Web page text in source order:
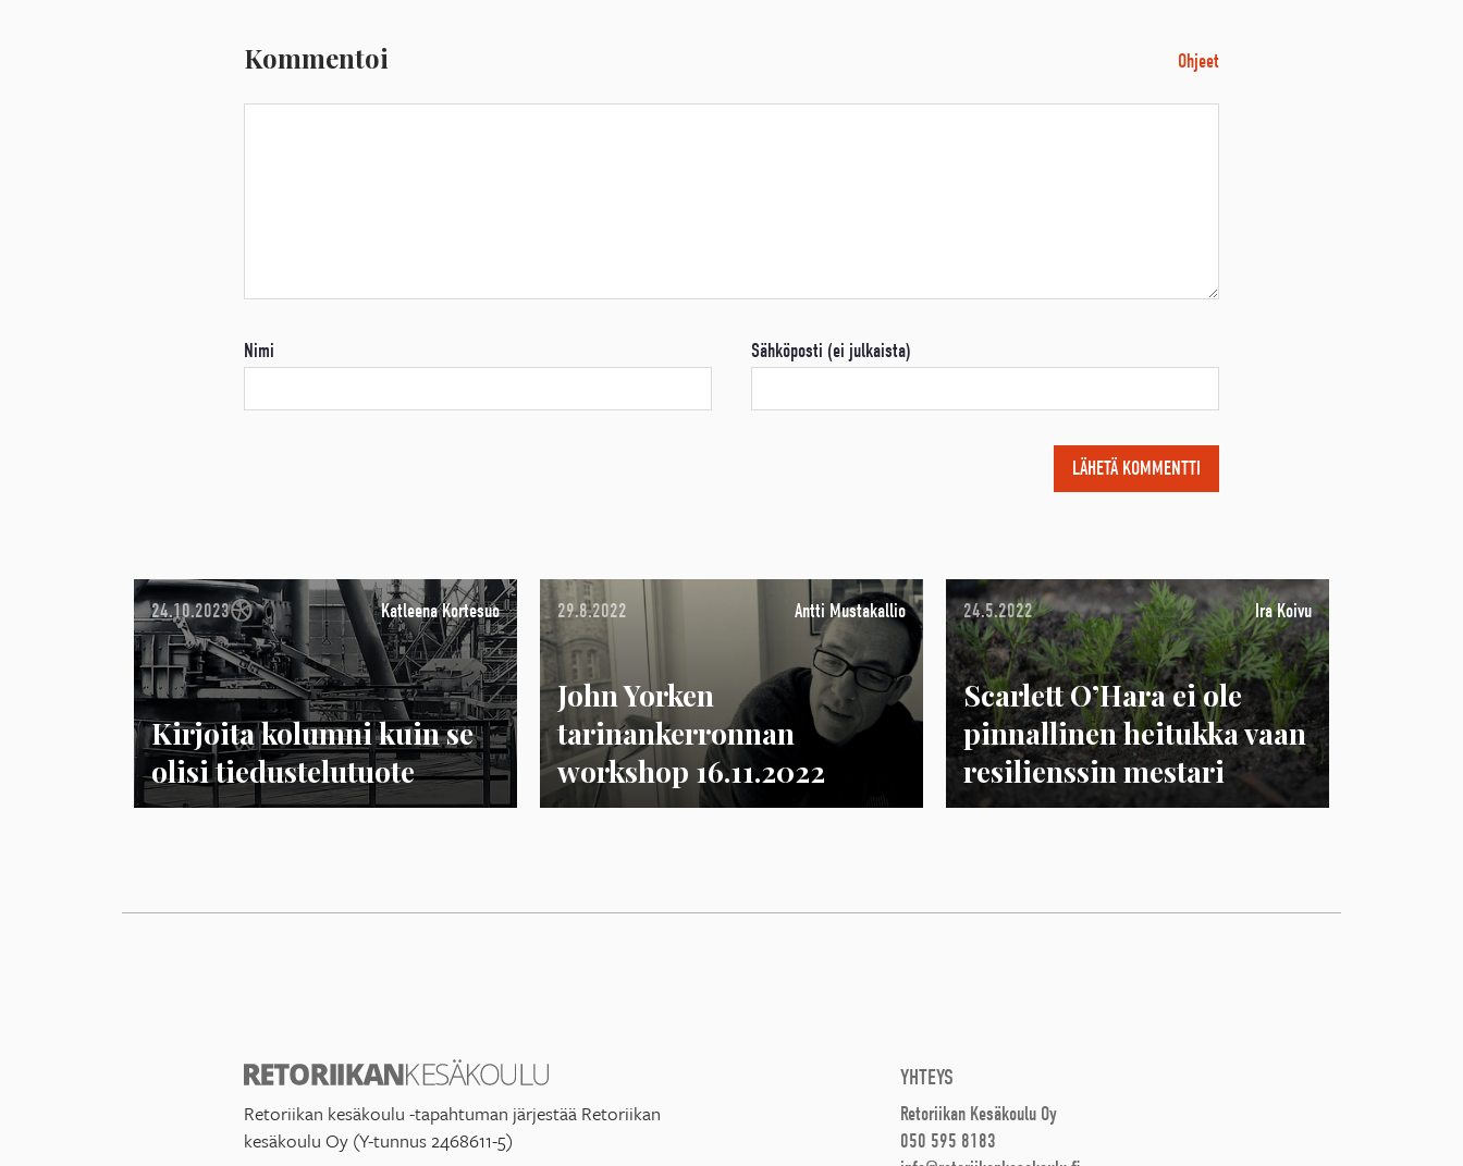
Kommentoi Ohjeet
Nimi Sähköposti (ei julkaista)
24.10.2023 Katleena Kortesuo
Kirjoita kolumni kuin se
olisi tiedustelutuote
29.8.2022 Antti Mustakallio
John Yorken
tarinankerronnan
workshop 16.11.2022
24.5.2022 Ira Koivu
Scarlett O’Hara ei ole
pinnallinen heitukka vaan
resilienssin mestari
Retoriikan kesäkoulu -tapahtuman järjestää Retoriikan
kesäkoulu Oy (Y-tunnus 2468611-5)
YHTEYS
Retoriikan Kesäkoulu Oy
050 595 8183